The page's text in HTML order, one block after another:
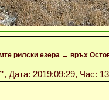
рилски езера → връх
, Дата: 2019:09:29, Час: